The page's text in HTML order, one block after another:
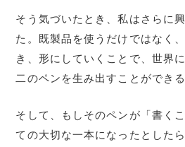
そう気づいたとき、私はさらに
た。既製品を使うだけではなく
き、形にしていくことで、世界
二のペンを生み出すことができ
そして、もしそのペンが「書く
ての大切な一本になったとした